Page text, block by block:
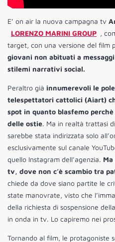
E’ on air la nuova campagna tv
LORENZO MARINI GROUP ,
target, con una versione del film
giovani non abituati a
stilemi narrativi social.
Peraltro già innumerevoli le
telespettatori cattolici (Aiart)
spot in quanto blasfemo
delle ostie. Ma in realtà trattasi
sarebbe stata indirizzata solo
esclusivamente sul canale
quello Instagram dell’agenzia.
tv, dove non c’è scambio tra
chiede da dove siano partite le
state manovrate, visto che
della richiesta di sospensione
in onda in tv. Lo capiremo nei
Tornando al film, le protagoniste